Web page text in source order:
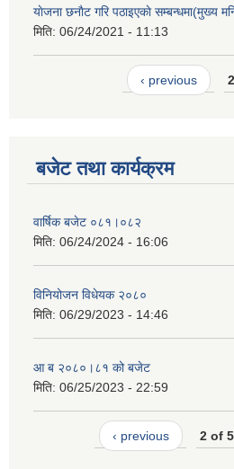
याेजना छनाैट गरि पठाइएकाे सम्बन्धमा(मुख्य
मिति: 06/24/2021 - 11:13
‹ previous
बजेट तथा कार्यक्रम
वार्षिक बजेट ०८१।०८२
मिति: 06/24/2024 - 16:06
विनियोजन विधेयक २०८०
मिति: 06/29/2023 - 14:46
आ ब २०८०।८१ को बजेट
मिति: 06/25/2023 - 22:59
‹ previous 2 of 5